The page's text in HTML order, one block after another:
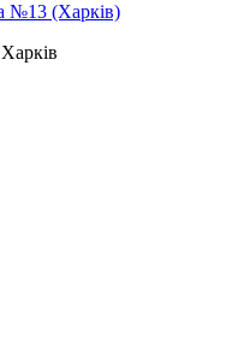
№13 (Харків)